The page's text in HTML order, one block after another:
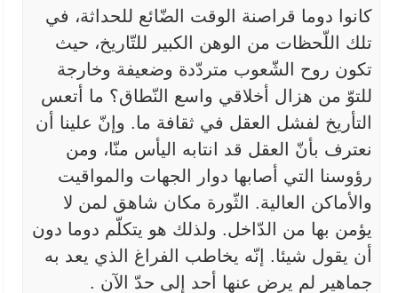
كانوا دوما قراصنة الوقت الضّائع للحداثة، في
تلك اللّحظات من الوهن الكبير للتّاريخ، حيث
تكون روح الشّعوب متردّدة وضعيفة وخارجة
للتوّ من هزال أخلاقي واسع
النّطاق؟ ما أتعس
التأريخ لفشل العقل في ثقافة ما. وإنّ علينا أن
نعترف بأنّ العقل قد انتابه اليأس منّا، ومن
رؤوسنا التي أصابها دوار الجهات والمواقيت
والأماكن العالية. الثّورة مكان شاهق لمن لا
يؤمن بها من
الدّاخل. ولذلك هو يتكلّم دوما دون
أن يقول شيئا. إنّه يخاطب الفراغ الذي يعد به
جماهير لم يرض عنها أحد إلى حدّ الآن .